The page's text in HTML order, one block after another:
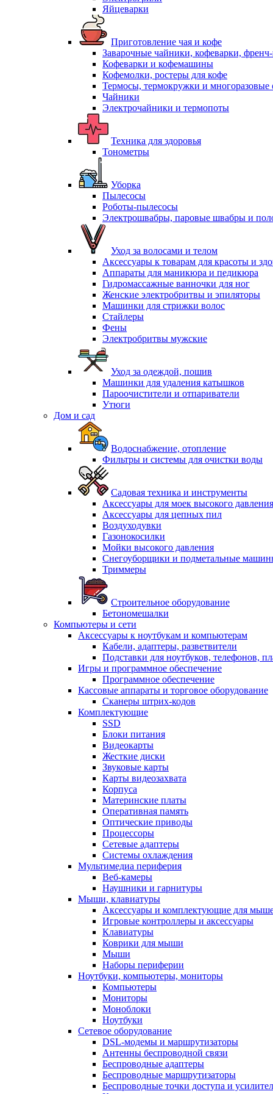
Яйцеварки
Приготовление чая и кофе
Заварочные чайники, кофеварки,
Кофеварки и кофемашины
Кофемолки, ростеры для кофе
Термосы, термокружки и многоразовые
Чайники
Электрочайники и термопоты
Техника для здоровья
Тонометры
Уборка
Пылесосы
Роботы-пылесосы
Электрошвабры, паровые швабры и
Уход за волосами и телом
Аксессуары к товарам для красоты и
Аппараты для маникюра и педикюра
Гидромассажные ванночки для ног
Женские электробритвы и эпиляторы
Машинки для стрижки волос
Стайлеры
Фены
Электробритвы мужские
Уход за одеждой, пошив
Машинки для удаления катышков
Пароочистители и отпариватели
Утюги
Дом и сад
Водоснабжение, отопление
Фильтры и системы для очистки воды
Садовая техника и инструменты
Аксессуары для моек высокого давления
Аксессуары для цепных пил
Воздуходувки
Газонокосилки
Мойки высокого давления
Снегоуборщики и подметальные
Триммеры
Строительное оборудование
Бетономешалки
Компьютеры и сети
Аксессуары к ноутбукам и компьютерам
Кабели, адаптеры, разветвители
Подставки для ноутбуков, телефонов,
Игры и программное обеспечение
Программное обеспечение
Кассовые аппараты и торговое оборудование
Сканеры штрих-кодов
Комплектующие
SSD
Блоки питания
Видеокарты
Жесткие диски
Звуковые карты
Карты видеозахвата
Корпуса
Материнские платы
Оперативная память
Оптические приводы
Процессоры
Сетевые адаптеры
Системы охлаждения
Мультимедиа периферия
Веб-камеры
Наушники и гарнитуры
Мыши, клавиатуры
Аксессуары и комплектующие для
Игровые контроллеры и аксессуары
Клавиатуры
Коврики для мыши
Мыши
Наборы периферии
Ноутбуки, компьютеры, мониторы
Компьютеры
Мониторы
Моноблоки
Ноутбуки
Сетевое оборудование
DSL-модемы и маршрутизаторы
Антенны беспроводной связи
Беспроводные адаптеры
Беспроводные маршрутизаторы
Беспроводные точки доступа и